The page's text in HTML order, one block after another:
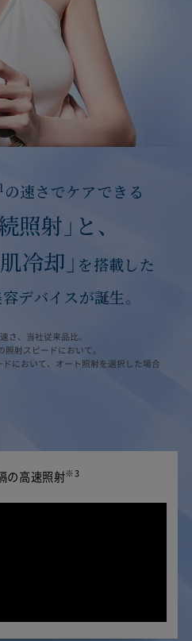
の速さでケアできる
照射」と、
冷却」 を搭載した
デバイスが誕生。
さ、当社従来品比。
照射スピードにおいて。
ドにおいて、オート照射を選択した場合
の高速照射※3